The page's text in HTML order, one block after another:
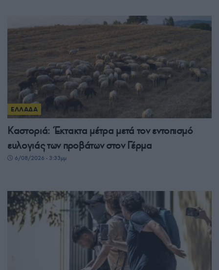
ΕΛΛΑΔΑ
Καστοριά: Έκτακτα μέτρα μετά τον εντοπισμό
ευλογιάς των προβάτων στον Γέρμα
6/08/2026 - 3:33μμ